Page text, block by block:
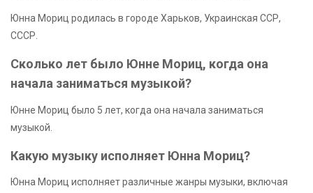
Юнна Мориц родилась в городе Харьков, Украинская ССР,
СССР.
Сколько лет было Юнне Мориц, когда она
начала заниматься музыкой?
Юнне Мориц было 5 лет, когда она начала заниматься
музыкой.
Какую музыку исполняет Юнна Мориц?
Юнна Мориц исполняет различные жанры музыки, включая